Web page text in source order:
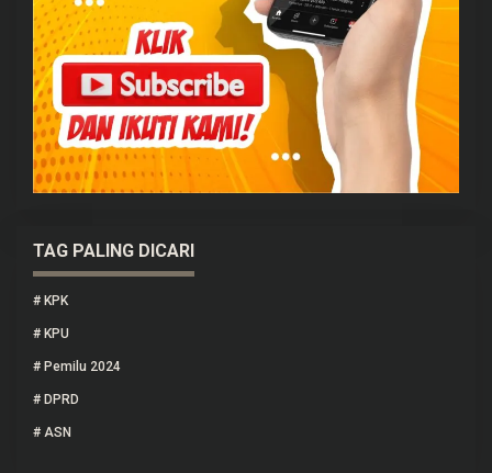
TAG PALING DICARI
# KPK
# KPU
# Pemilu 2024
# DPRD
# ASN